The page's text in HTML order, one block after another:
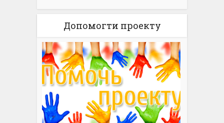
Допомогти проекту